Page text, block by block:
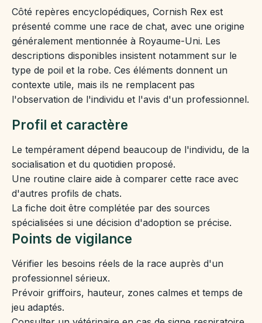
Côté repères encyclopédiques, Cornish Rex est
présenté comme une race de chat, avec une origine
généralement mentionnée à Royaume-Uni. Les
descriptions disponibles insistent notamment sur le
type de poil et la robe. Ces éléments donnent un
contexte utile, mais ils ne remplacent pas
l'observation de l'individu et l'avis d'un professionnel.
Profil et caractère
Le tempérament dépend beaucoup de l'individu, de la
socialisation et du quotidien proposé.
Une routine claire aide à comparer cette race avec
d'autres profils de chats.
La fiche doit être complétée par des sources
spécialisées si une décision d'adoption se précise.
Points de vigilance
Vérifier les besoins réels de la race auprès d'un
professionnel sérieux.
Prévoir griffoirs, hauteur, zones calmes et temps de
jeu adaptés.